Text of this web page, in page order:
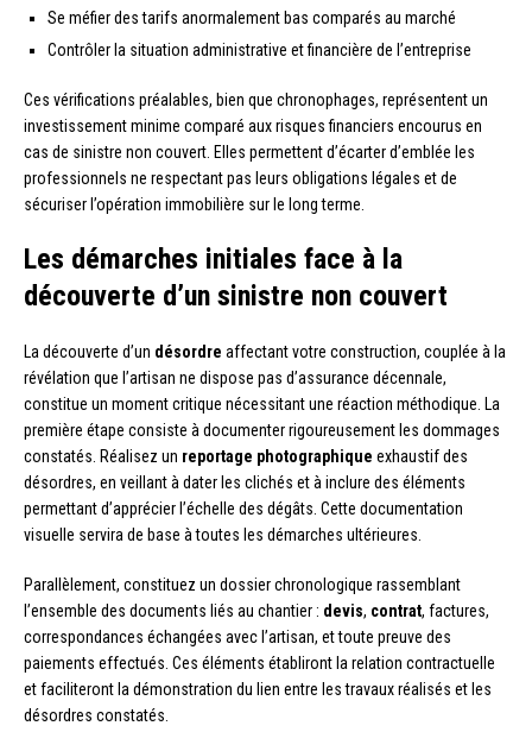
Se méfier des tarifs anormalement bas comparés au marché
Contrôler la situation administrative et financière de l’entreprise
Ces vérifications préalables, bien que chronophages, représentent un
investissement minime comparé aux risques financiers encourus en
cas de sinistre non couvert. Elles permettent d’écarter d’emblée les
professionnels ne respectant pas leurs obligations légales et de
sécuriser l’opération immobilière sur le long terme.
Les démarches initiales face à la
découverte d’un sinistre non couvert
La découverte d’un désordre affectant votre construction, couplée à la
révélation que l’artisan ne dispose pas d’assurance décennale,
constitue un moment critique nécessitant une réaction méthodique. La
première étape consiste à documenter rigoureusement les dommages
constatés. Réalisez un reportage photographique exhaustif des
désordres, en veillant à dater les clichés et à inclure des éléments
permettant d’apprécier l’échelle des dégâts. Cette documentation
visuelle servira de base à toutes les démarches ultérieures.
Parallèlement, constituez un dossier chronologique rassemblant
l’ensemble des documents liés au chantier : devis, contrat, factures,
correspondances échangées avec l’artisan, et toute preuve des
paiements effectués. Ces éléments établiront la relation contractuelle
et faciliteront la démonstration du lien entre les travaux réalisés et les
désordres constatés.